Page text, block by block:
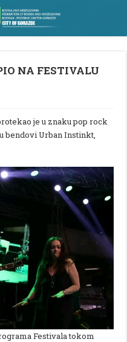
NA FESTIVALU
je u znaku pop rock
bendovi Urban Instinkt,
Festivala tokom